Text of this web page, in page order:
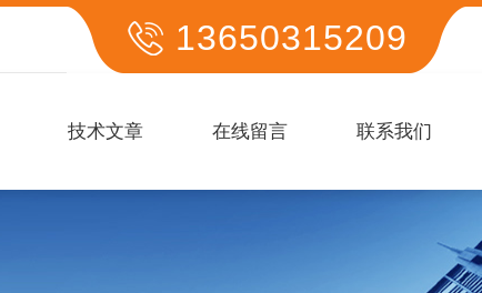
13650315209
技术文章 在线留言 联系我们